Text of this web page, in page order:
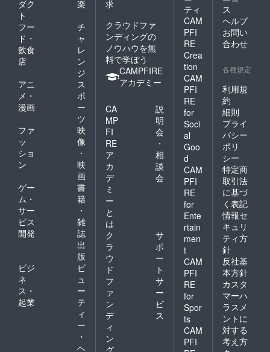
ダク
ト
楽
フー
ド・
飲食
店
チ
ャ
レ
ン
ジ
アニ
メ・
漫画
ス
ポ
ー
ツ
ファ
ッ
ショ
ン
映
像
・
映
画
ゲー
ム・
サー
ビス
開発
書
籍
・
雑
誌
出
版
ビジ
ネ
ス・
起業
ビ
ュ
ー
テ
ィ
ー
・
ヘ
求
クラウドファ
ンディングの
ノウハウを無
料で学ぼう
CAMPFIRE
アカデミー
CA
MP
FI
RE
ア
カ
デ
ミ
ー
と
は
説
明
会
・
相
談
会
ク
ラ
ウ
ド
フ
ァ
ン
デ
ィ
ン
グ
サ
ポ
ー
ト
サ
ー
ビ
ス
ティ
CAM
PFI
RE
Crea
tion
CAM
PFI
RE
for
Soci
al
Goo
d
CAM
PFI
RE
for
Ente
rtain
men
t
CAM
PFI
RE
for
Spor
ts
CAM
PFI
ス
ヘルプ
お問い
合わせ
各種規定
利用規
約
細則
プライ
バシー
ポリ
シー
特定商
取引法
に基づ
く表記
情報セ
キュリ
ティ方
針
反社基
本方針
カスタ
マーハ
ラスメ
ントに
対する
考え方